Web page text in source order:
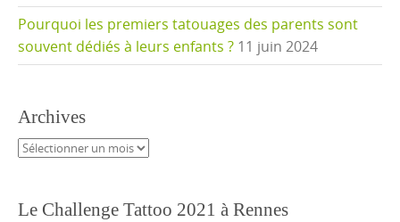
Pourquoi les premiers tatouages des parents sont
souvent dédiés à leurs enfants ? 11 juin 2024
Archives
Archives
Le Challenge Tattoo 2021 à Rennes